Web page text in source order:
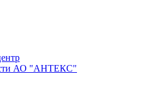
АО "АНТЕКС"